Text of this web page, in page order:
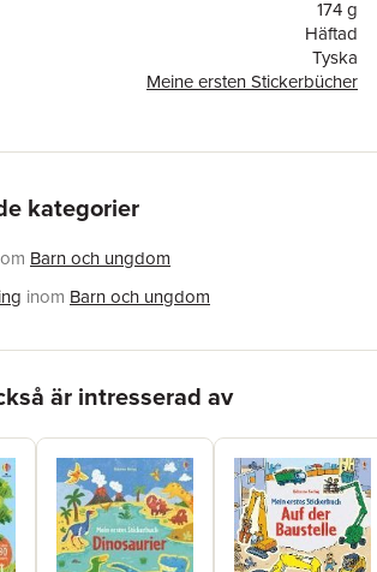
174 g
Häftad
Tyska
Meine ersten Stickerbücher
9781035703524
kategorier
Barn och ungdom
inom Barn och ungdom
är intresserad av